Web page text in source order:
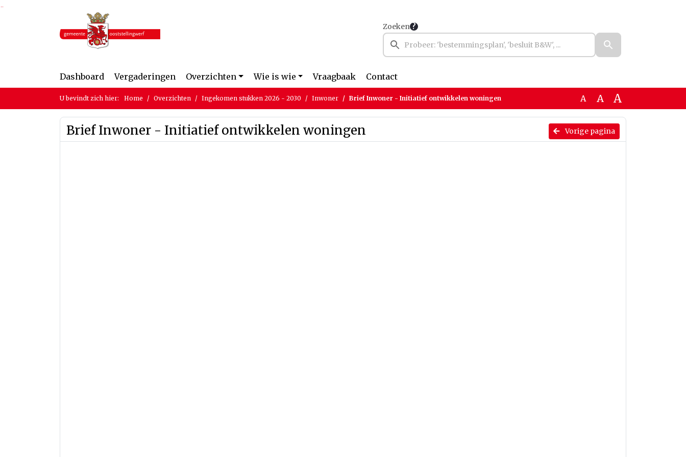
Ga naar de inhoud van deze pagina
Zoeken
Dashboard Vergaderingen Overzichten Wie is wie Vraagbaak Contact
U bevindt zich hier: Home Overzichten Ingekomen stukken 2026 - 2030 Inwoner Brief Inwoner - Initiatief ontwikkelen woningen A A A
Vorige pagina
Brief Inwoner - Initiatief ontwikkelen woningen